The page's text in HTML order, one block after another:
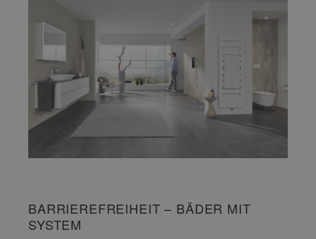
BARRIEREFREIHEIT – BÄDER MIT
SYSTEM